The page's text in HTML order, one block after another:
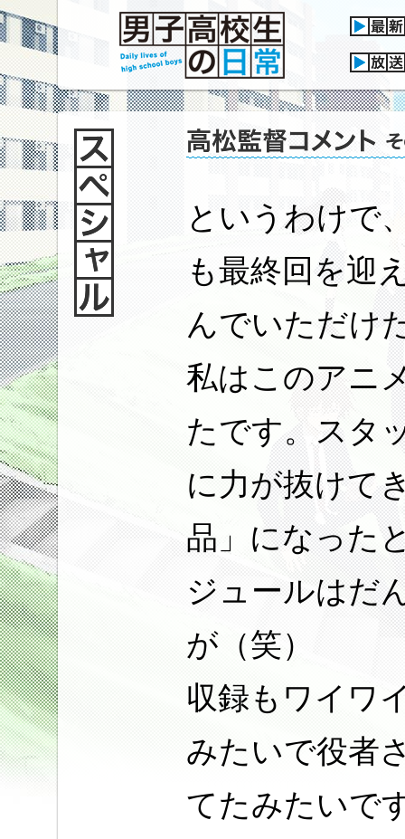
というわけで
も最終回を迎
んでいただけ
私はこのアニ
たです。スタ
に力が抜けて
品」になった
ジュールはだ
が（笑）
収録もワイワ
みたいで役者
てたみたいで